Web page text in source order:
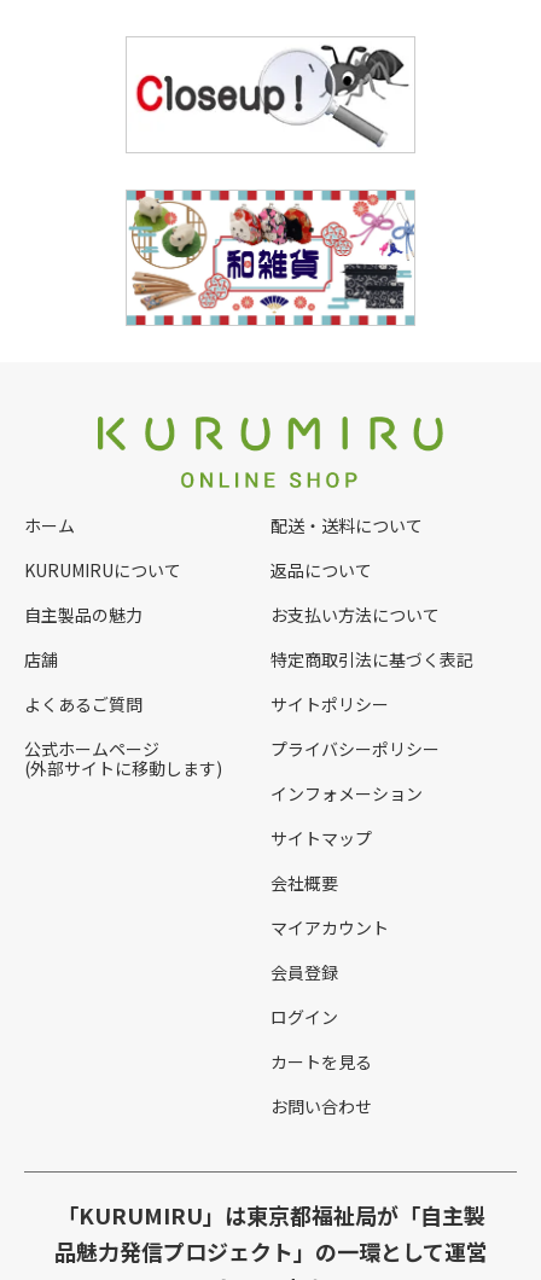
ホーム
KURUMIRUについて
自主製品の魅力
店舗
よくあるご質問
公式ホームページ
(外部サイトに移動します)
配送・送料について
返品について
お支払い方法について
特定商取引法に基づく表記
サイトポリシー
プライバシーポリシー
インフォメーション
サイトマップ
会社概要
マイアカウント
会員登録
ログイン
カートを見る
お問い合わせ
「KURUMIRU」は東京都福祉局が「自主製
品魅力発信プロジェクト」の一環として運営